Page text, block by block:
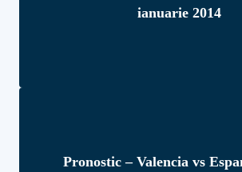
ianuarie 2014
Pronostic – Valencia vs